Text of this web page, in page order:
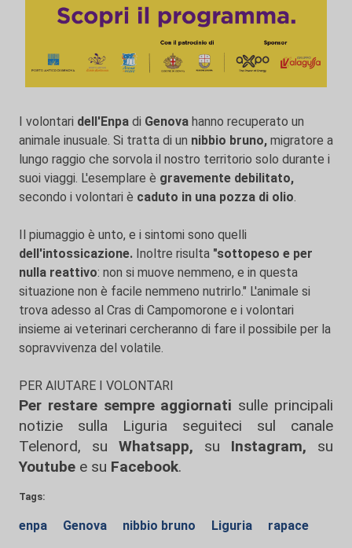
I volontari dell'Enpa di Genova hanno recuperato un
animale inusuale. Si tratta di un nibbio bruno, migratore a
lungo raggio che sorvola il nostro territorio solo durante i
suoi viaggi. L'esemplare è gravemente debilitato,
secondo i volontari è caduto in una pozza di olio.
Il piumaggio è unto, e i sintomi sono quelli
dell'intossicazione. Inoltre risulta "sottopeso e per
nulla reattivo: non si muove nemmeno, e in questa
situazione non è facile nemmeno nutrirlo." L'animale si
trova adesso al Cras di Campomorone e i volontari
insieme ai veterinari cercheranno di fare il possibile per la
sopravvivenza del volatile.
PER AIUTARE I VOLONTARI
Per restare sempre aggiornati sulle principali
notizie sulla Liguria seguiteci sul canale
Telenord, su
Whatsapp, su Instagram, su
Youtube e su Facebook.
Tags:
enpa Genova nibbio bruno Liguria rapace